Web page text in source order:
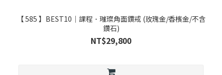
【 585 】BEST10｜課程．璀璨角面鑽戒 (玫瑰金/香檳金/不含
鑽石)
NT$29,800